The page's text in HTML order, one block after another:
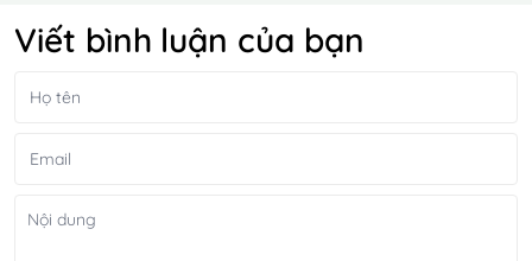
Viết bình luận của bạn